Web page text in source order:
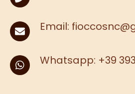
Email:
Whatsapp: +39